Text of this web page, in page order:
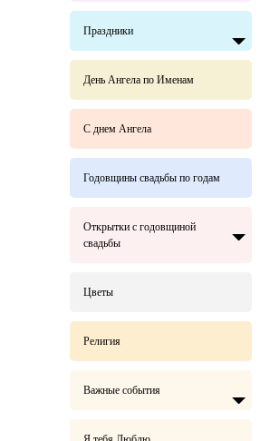
Праздники
День Ангела по Именам
С днем Ангела
Годовщины свадьбы по годам
Открытки с годовщиной
свадьбы
Цветы
Религия
Важные события